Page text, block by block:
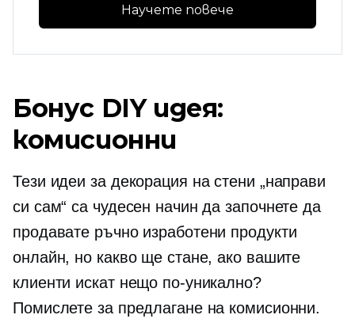
Научете повече
Бонус DIY идея:
комисионни
Тези идеи за декорация на стени „направи
си сам“ са чудесен начин да започнете да
продавате ръчно изработени продукти
онлайн, но какво ще стане, ако вашите
клиенти искат нещо по-уникално?
Помислете за предлагане на комисионни.